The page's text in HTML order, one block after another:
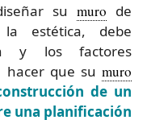
sumuro de
estética, debe
y los factores
hacer que su muro
de un
una planificación